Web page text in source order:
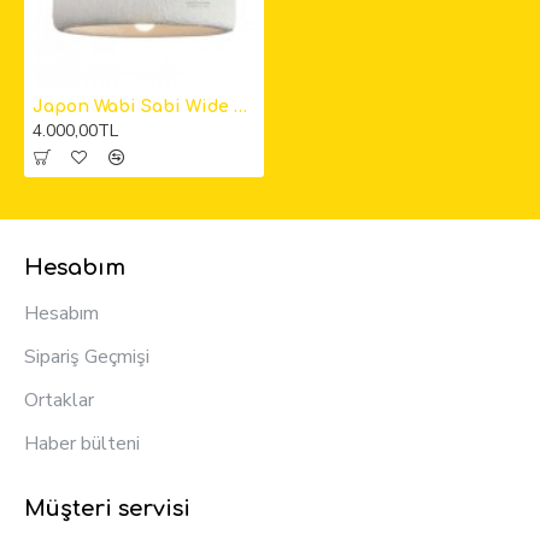
Japon Wabi Sabi Wide Beton Sarkıt Aydınlatma
4.000,00TL
Hesabım
Hesabım
Sipariş Geçmişi
Ortaklar
Haber bülteni
Müşteri servisi